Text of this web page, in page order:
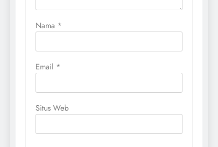
Nama *
Email *
Situs Web